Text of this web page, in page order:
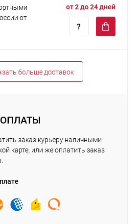
от
от 2 до 24 дней
больше доставок
заказ курьеру наличными
карте, или же оплатить заказ